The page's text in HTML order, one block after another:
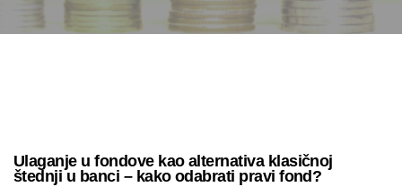
Ulaganje u fondove kao alternativa klasičnoj
štednji u banci – kako odabrati pravi fond?